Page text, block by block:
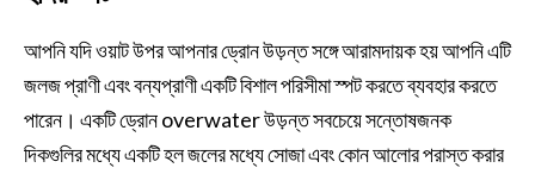
আপনি যদি ওয়াট উপর আপনার ড্রোন উড়ন্ত সঙ্গে আরামদায়ক হয় আপনি এটি
জলজ প্রাণী এবং বন্যপ্রাণী একটি বিশাল পরিসীমা স্পট করতে ব্যবহার করতে
পারেন। একটি ড্রোন overwater উড়ন্ত সবচেয়ে সন্তোষজনক
দিকগুলির মধ্যে একটি হল জলের মধ্যে সোজা এবং কোন আলোর পরাস্ত করার